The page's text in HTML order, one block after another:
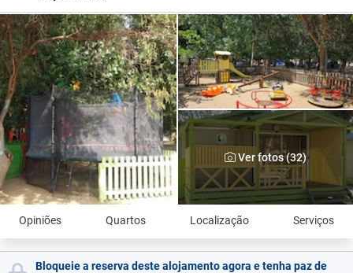
Ver fotos (32)
Opiniões Quartos Localização Serviços
Bloqueie a reserva deste alojamento agora e tenha paz de